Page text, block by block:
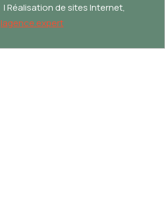
| Réalisation de sites Internet,
lagence.expert